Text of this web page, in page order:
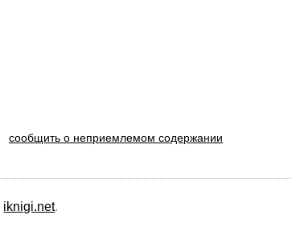
сообщить о неприемлемом содержании
iknigi.net.